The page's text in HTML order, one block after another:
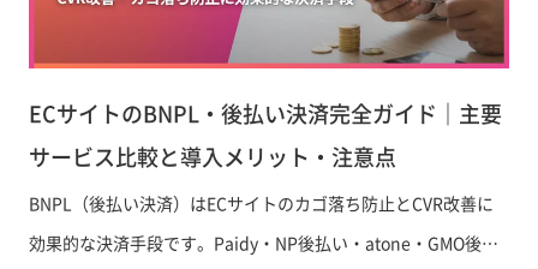
ECサイトのBNPL・後払い決済完全ガイド｜主要
サービス比較と導入メリット・注意点
BNPL（後払い決済）はECサイトのカゴ落ち防止とCVR改善に
効果的な決済手段です。Paidy・NP後払い・atone・GMO後払